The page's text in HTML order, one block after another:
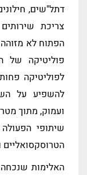
דתל"שים,
צריכת
הפתוח לא
פוליטיקה של
לפוליטיקה
להשפיע על
ועמוק, מתוך
שיתופי
הטרוסקסואליים
האלימות